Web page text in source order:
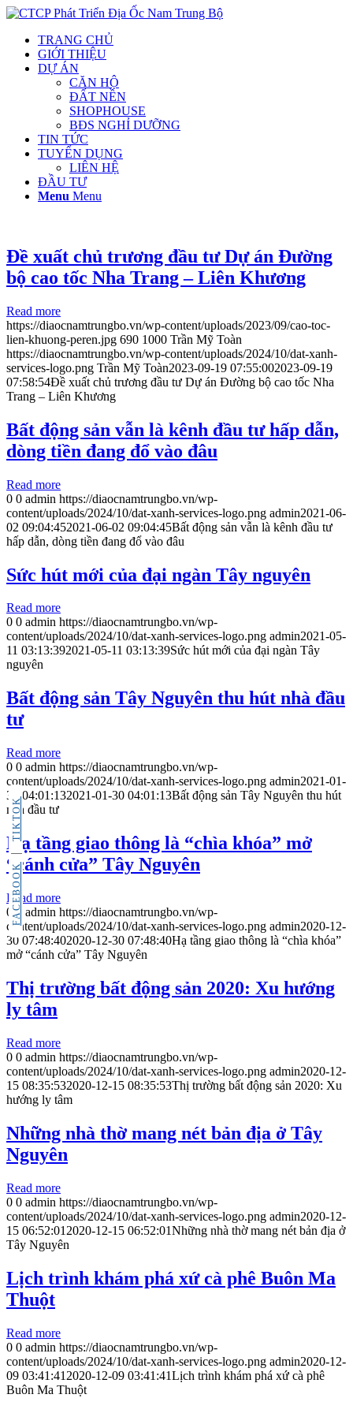
FACEBOOK
TIKTOK
TRANG CHỦ
GIỚI THIỆU
DỰ ÁN
CĂN HỘ
ĐẤT NỀN
SHOPHOUSE
BĐS NGHỈ DƯỠNG
TIN TỨC
TUYỂN DỤNG
LIÊN HỆ
ĐẦU TƯ
Menu Menu
Đề xuất chủ trương đầu tư Dự án Đường
bộ cao tốc Nha Trang – Liên Khương
Read more
https://diaocnamtrungbo.vn/wp-content/uploads/2023/09/cao-toc-
lien-khuong-peren.jpg 690 1000 Trần Mỹ Toàn
https://diaocnamtrungbo.vn/wp-content/uploads/2024/10/dat-xanh-
services-logo.png Trần Mỹ Toàn2023-09-19 07:55:002023-09-19
07:58:54Đề xuất chủ trương đầu tư Dự án Đường bộ cao tốc Nha
Trang – Liên Khương
Bất động sản vẫn là kênh đầu tư hấp dẫn,
dòng tiền đang đổ vào đâu
Read more
0 0 admin https://diaocnamtrungbo.vn/wp-
content/uploads/2024/10/dat-xanh-services-logo.png admin2021-06-
02 09:04:452021-06-02 09:04:45Bất động sản vẫn là kênh đầu tư
hấp dẫn, dòng tiền đang đổ vào đâu
Sức hút mới của đại ngàn Tây nguyên
Read more
0 0 admin https://diaocnamtrungbo.vn/wp-
content/uploads/2024/10/dat-xanh-services-logo.png admin2021-05-
11 03:13:392021-05-11 03:13:39Sức hút mới của đại ngàn Tây
nguyên
Bất động sản Tây Nguyên thu hút nhà đầu
tư
Read more
0 0 admin https://diaocnamtrungbo.vn/wp-
content/uploads/2024/10/dat-xanh-services-logo.png admin2021-01-
30 04:01:132021-01-30 04:01:13Bất động sản Tây Nguyên thu hút
nhà đầu tư
Hạ tầng giao thông là “chìa khóa” mở
“cánh cửa” Tây Nguyên
Read more
0 0 admin https://diaocnamtrungbo.vn/wp-
content/uploads/2024/10/dat-xanh-services-logo.png admin2020-12-
30 07:48:402020-12-30 07:48:40Hạ tầng giao thông là “chìa khóa”
mở “cánh cửa” Tây Nguyên
Thị trường bất động sản 2020: Xu hướng
ly tâm
Read more
0 0 admin https://diaocnamtrungbo.vn/wp-
content/uploads/2024/10/dat-xanh-services-logo.png admin2020-12-
15 08:35:532020-12-15 08:35:53Thị trường bất động sản 2020: Xu
hướng ly tâm
Những nhà thờ mang nét bản địa ở Tây
Nguyên
Read more
0 0 admin https://diaocnamtrungbo.vn/wp-
content/uploads/2024/10/dat-xanh-services-logo.png admin2020-12-
15 06:52:01 2020-12-15 06:52:01Những nhà thờ mang nét bản địa ở
Tây Nguyên
Lịch trình khám phá xứ cà phê Buôn Ma
Thuột
Read more
0 0 admin https://diaocnamtrungbo.vn/wp-
content/uploads/2024/10/dat-xanh-services-logo.png admin2020-12-
09 03:41:41 2020-12-09 03:41:41Lịch trình khám phá xứ cà phê
Buôn Ma Thuột